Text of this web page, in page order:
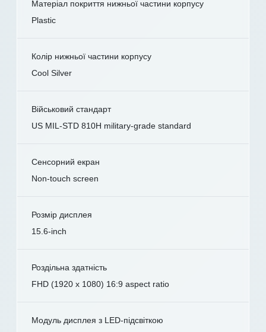
Матеріал покриття нижньої частини корпусу
Plastic
Колір нижньої частини корпусу
Cool Silver
Військовий стандарт
US MIL-STD 810H military-grade standard
Сенсорний екран
Non-touch screen
Розмір дисплея
15.6-inch
Роздільна здатність
FHD (1920 x 1080) 16:9 aspect ratio
Модуль дисплея з LED-підсвіткою